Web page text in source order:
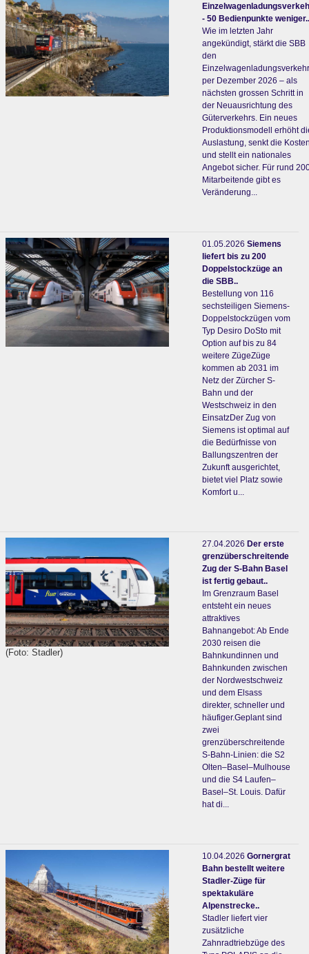
- 50 Bedienpunkte weniger..
Wie im letzten Jahr
angekündigt, stärkt die SBB
den
Einzelwagenladungsverkehr
per Dezember 2026 – als
nächsten grossen Schritt in
der Neuausrichtung des
Güterverkehrs. Ein neues
Produktionsmodell erhöht
Auslastung, senkt die
und stellt ein nationales
Angebot sicher. Für rund
Mitarbeitende gibt es
Veränderung...
01.05.2026 Siemens
liefert bis zu 200
Doppelstockzüge an
die SBB..
Bestellung von 116
sechsteiligen Siemens-
Doppelstockzügen vom
Typ Desiro DoSto mit
Option auf bis zu 84
weitere ZügeZüge
kommen ab 2031 im
Netz der Zürcher S-
Bahn und der
Westschweiz in den
EinsatzDer Zug von
Siemens ist optimal auf
die Bedürfnisse von
Ballungszentren der
Zukunft ausgerichtet,
bietet viel Platz sowie
Komfort u...
(Foto: Stadler)
27.04.2026 Der erste
grenzüberschreitende
Zug der S-Bahn Basel
ist fertig gebaut..
Im Grenzraum Basel
entsteht ein neues
attraktives
Bahnangebot: Ab Ende
2030 reisen die
Bahnkundinnen und
Bahnkunden zwischen
der Nordwestschweiz
und dem Elsass
direkter, schneller und
häufiger.Geplant sind
zwei
grenzüberschreitende
S-Bahn-Linien: die S2
Olten–Basel–Mulhouse
und die S4 Laufen–
Basel–St. Louis. Dafür
hat di...
10.04.2026 Gornergrat
Bahn bestellt weitere
Stadler-Züge für
spektakuläre
Alpenstrecke..
Stadler liefert vier
zusätzliche
Zahnradtriebzüge des